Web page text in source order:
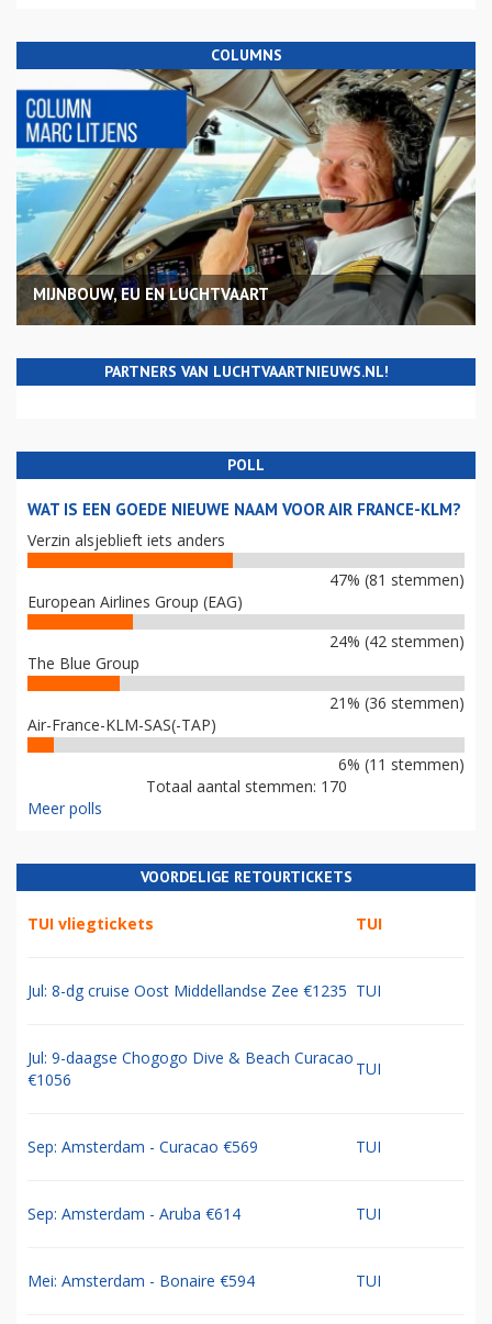
COLUMNS
MIJNBOUW, EU EN LUCHTVAART
PARTNERS VAN LUCHTVAARTNIEUWS.NL!
POLL
WAT IS EEN GOEDE NIEUWE NAAM VOOR AIR FRANCE-KLM?
Verzin alsjeblieft iets anders
47% (81 stemmen)
European Airlines Group (EAG)
24% (42 stemmen)
The Blue Group
21% (36 stemmen)
Air-France-KLM-SAS(-TAP)
6% (11 stemmen)
Totaal aantal stemmen: 170
Meer polls
VOORDELIGE RETOURTICKETS
TUI vliegtickets TUI
Jul: 8-dg cruise Oost Middellandse Zee €1235 TUI
Jul: 9-daagse Chogogo Dive & Beach Curacao
€1056
TUI
Sep: Amsterdam - Curacao €569 TUI
Sep: Amsterdam - Aruba €614 TUI
Mei: Amsterdam - Bonaire €594 TUI